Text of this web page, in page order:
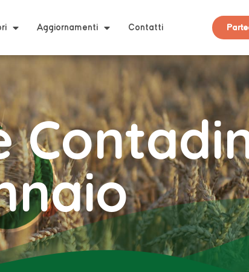
Aggiornamenti Contatti